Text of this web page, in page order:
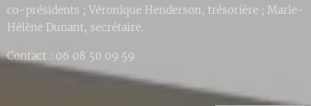
co-présidents ; Véronique Henderson, trésorière ; Marie-
Hélène Dunant, secrétaire.
Contact : 06 08 50 09 59